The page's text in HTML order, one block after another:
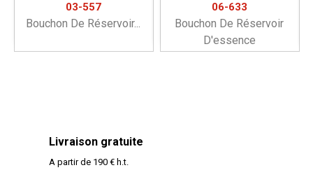
03-557
Bouchon De Réservoir...
06-633
Bouchon De Réservoir
D'essence
Livraison gratuite
A partir de 190 € h.t.